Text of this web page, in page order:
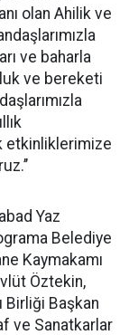
olan Ahilik ve
ve baharla
ve bereketi
etkinliklerimize
Yaz
Belediye
Kaymakamı
Öztekin,
Birliği Başkan
ve Sanatkarlar